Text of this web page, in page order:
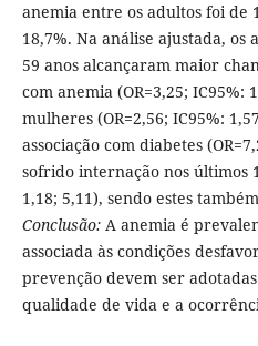
anemia entre os adultos foi de
18,7%. Na análise ajustada,
59 anos alcançaram maior
com anemia (OR=3,25; IC95%:
mulheres (OR=2,56; IC95%:
associação com diabetes
sofrido internação nos últimos
1,18; 5,11), sendo estes
Conclusão: A anemia é
associada às condições
prevenção devem ser
qualidade de vida e a